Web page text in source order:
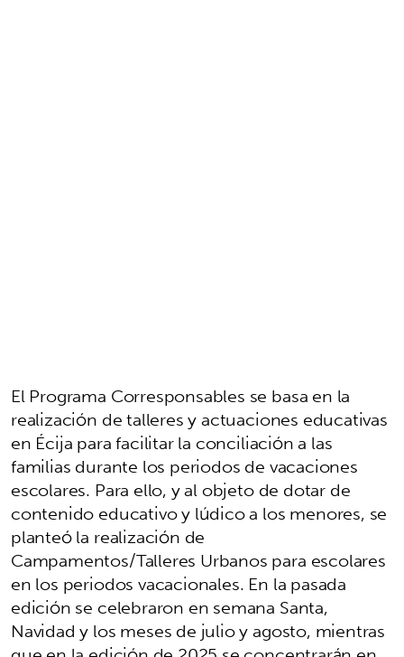
El Programa Corresponsables se basa en la
realización de talleres y actuaciones educativas
en Écija para facilitar la conciliación a las
familias durante los periodos de vacaciones
escolares. Para ello, y al objeto de dotar de
contenido educativo y lúdico a los menores, se
planteó la realización de
Campamentos/Talleres Urbanos para escolares
en los periodos vacacionales. En la pasada
edición se celebraron en semana Santa,
Navidad y los meses de julio y agosto, mientras